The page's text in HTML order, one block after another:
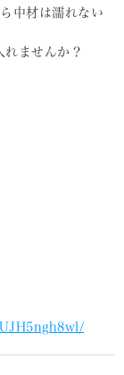
中材は濡れない
れませんか？